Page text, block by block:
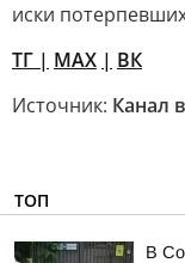
иски
TГ | MAX | ВК
Источник: Канал
ТОП
В